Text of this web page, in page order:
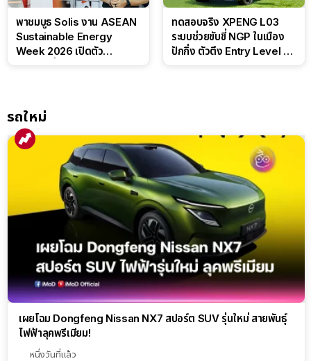
พาชมบูธ Solis งาน ASEAN
Sustainable Energy
Week 2026 เปิดตัว
ทดสอบจริง XPENG L03
ระบบช่วยขับขี่ NGP ในเมือง
ปักกิ่ง ตัวตึง Entry Level ที่
รถใหม่
เผยโฉม Dongfeng Nissan NX7 สปอร์ต SUV รุ่นใหม่ สายพันธุ์
ไฟฟ้าลุคพรีเมียม!
หนึ่งวันที่แล้ว